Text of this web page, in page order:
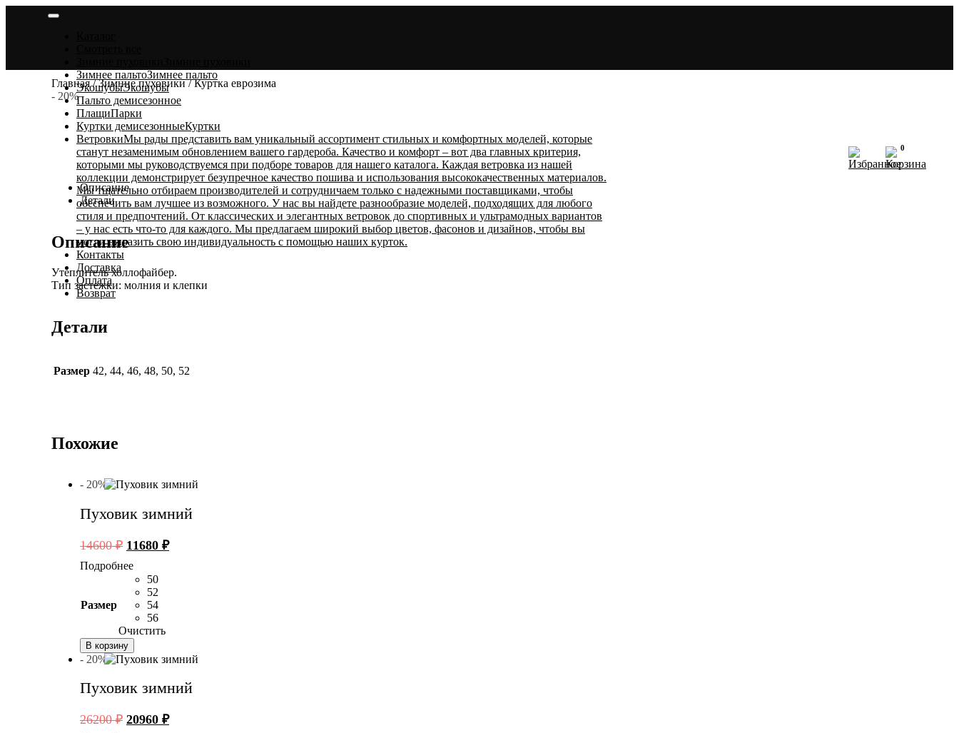
Зимнее пальтоЗимнее пальто
ЭкошубыЭкошубы
Пальто демисезонное
ПлащиПарки
Куртки демисезонныеКуртки
ВетровкиМы рады представить вам уникальный ассортимент стильных и комфортных моделей, которые
станут незаменимым обновлением вашего гардероба. Качество и комфорт – вот два главных критерия,
которыми мы руководствуемся при подборе товаров для нашего каталога. Каждая ветровка из нашей
коллекции демонстрирует безупречное качество пошива и использования высококачественных материалов.
Мы тщательно отбираем производителей и сотрудничаем только с надежными поставщиками, чтобы
обеспечить вам лучшее из возможного. У нас вы найдете разнообразие моделей, подходящих для любого
стиля и предпочтений. От классических и элегантных ветровок до спортивных и ультрамодных вариантов
– у нас есть что-то для каждого. Мы предлагаем широкий выбор цветов, фасонов и дизайнов, чтобы вы
могли выразить свою индивидуальность с помощью наших курток.
Контакты
Доставка
Оплата
Возврат
0
Главная/Зимние пуховики/ Куртка еврозима
- 20%
Описание
Детали
Описание
Утеплитель холлофайбер.
Тип застежки: молния и клепки
Детали
Размер 42, 44, 46, 48, 50, 52
Похожие
- 20%
Пуховик зимний
14600₽ Первоначальная
составляла
14600 ₽.
11680 ₽Текущая
Подробнее
Размер
50
52
54
56
Очистить
В корзину
- 20%
Пуховик зимний
26200₽ Первоначальная
20960 ₽Текущая